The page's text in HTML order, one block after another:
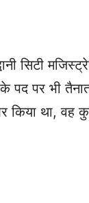
सिटी
के‌ पद‌ पर भी
किया था,